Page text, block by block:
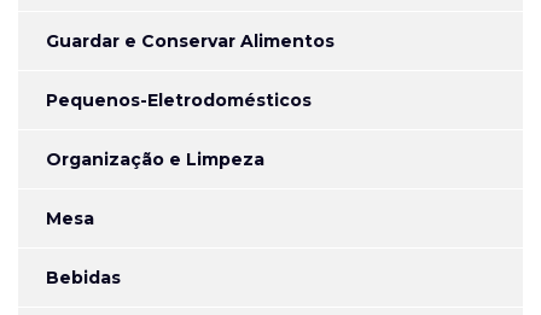
Guardar e Conservar Alimentos
Pequenos-Eletrodomésticos
Organização e Limpeza
Mesa
Bebidas